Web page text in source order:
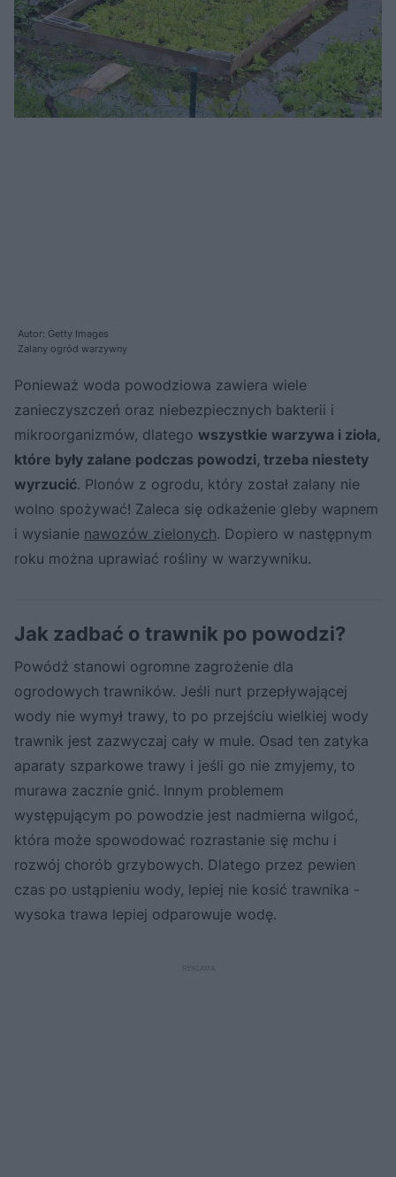
Autor: Getty Images
Zalany ogród warzywny
Ponieważ woda powodziowa zawiera wiele
zanieczyszczeń oraz niebezpiecznych bakterii i
mikroorganizmów, dlatego wszystkie warzywa i zioła,
które były zalane podczas powodzi, trzeba niestety
wyrzucić. Plonów z ogrodu, który został zalany nie
wolno spożywać! Zaleca się odkażenie gleby wapnem
i wysianie nawozów zielonych. Dopiero w następnym
roku można uprawiać rośliny w warzywniku.
Jak zadbać o trawnik po powodzi?
Powódź stanowi ogromne zagrożenie dla
ogrodowych trawników. Jeśli nurt przepływającej
wody nie wymył trawy, to po przejściu wielkiej wody
trawnik jest zazwyczaj cały w mule. Osad ten zatyka
aparaty szparkowe trawy i jeśli go nie zmyjemy, to
murawa zacznie gnić. Innym problemem
występującym po powodzie jest nadmierna wilgoć,
która może spowodować rozrastanie się mchu i
rozwój chorób grzybowych. Dlatego przez pewien
czas po ustąpieniu wody, lepiej nie kosić trawnika -
wysoka trawa lepiej odparowuje wodę.